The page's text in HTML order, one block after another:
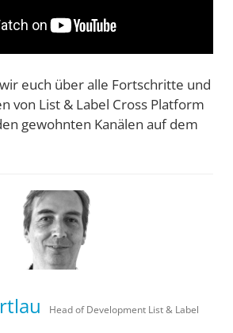
euch über alle Fortschritte und
von List & Label Cross Platform
gewohnten Kanälen auf dem
Head of Development List & Label